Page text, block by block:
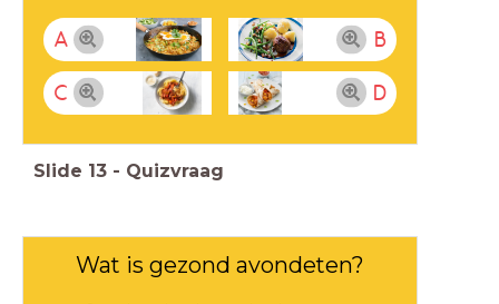
A B
C D
Slide 13 - Quizvraag
Wat is gezond avondeten?